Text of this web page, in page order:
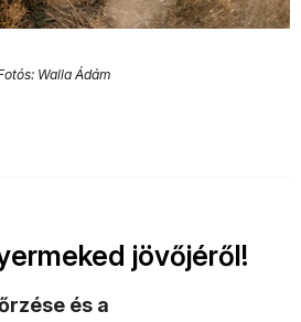
Walla Ádám
jövőjéről!
és a